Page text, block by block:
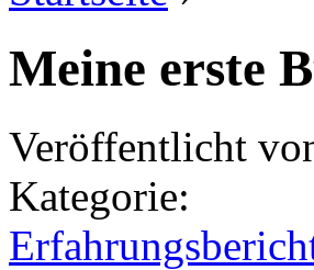
Meine erste
Veröffentlicht
Kategorie: